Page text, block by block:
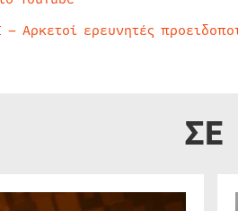
Αρκετοί ερευνητές
ΣΕ